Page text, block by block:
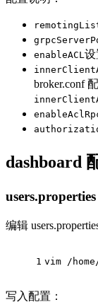
enableACL 设
broker.conf
dashboard
编辑
1 vim /
写入配置：